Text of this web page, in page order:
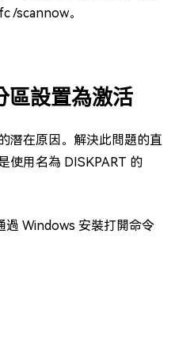
/scannow。
區設置為激活
潛在原因。解決此問題的直
使用名為 DISKPART 的
過 Windows 安裝打開命令